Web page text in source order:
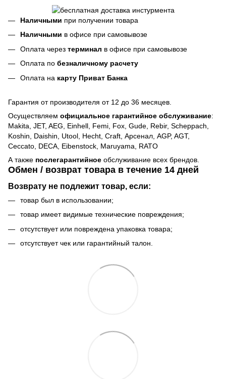
Наличными при получении товара
Наличными в офисе при самовывозе
Оплата через терминал в офисе при самовывозе
Оплата по безналичному расчету
Оплата на карту Приват Банка
Гарантия от производителя от 12 до 36 месяцев.
Осуществляем официальное гарантийное обслуживание:
Makita, JET, AEG, Einhell, Femi, Fox, Gude, Rebir, Scheppach,
Koshin, Daishin, Utool, Hecht, Craft, Арсенал, AGP, AGT,
Ceccato, DECA, Eibenstock, Maruyama, RATO
А также послегарантийное обслуживание всех брендов.
Обмен / возврат товара в течение 14 дней
Возврату не подлежит товар, если:
товар был в использовании;
товар имеет видимые технические повреждения;
отсутствует или повреждена упаковка товара;
отсутствует чек или гарантийный талон.